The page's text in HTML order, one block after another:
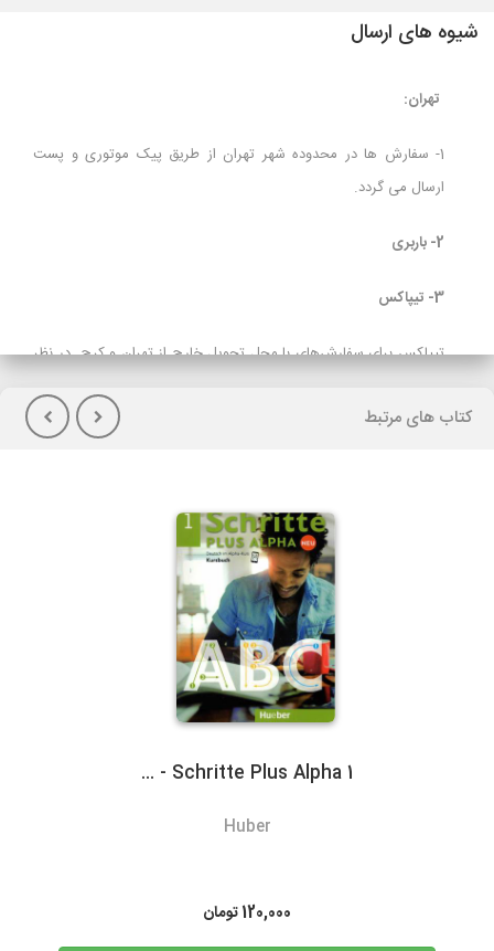
شیوه های ارسال
تهران:
1- سفارش ها در محدوده شهر تهران از طریق پیک موتوری و پست
ارسال می گردد.
2- باربری
3- تیپاکس
تیپاکس برای سفارش‌های با محل تحویل خارج از تهران و کرج در نظر
هنگام تحویل کالا(پس کرایه) دارند توصیه می شود.
گیلان)نسبت به سایر روشهای ارسال سریعتر می باشد. در صورت انتخاب
ارسال با پست تیپاکس، هزینه حمل به عهده مشتری خواهد بود.
سرویس‌دهی تیپاکس در بیش از 80 شهر که تک مسیره هستند به طور
معمول 24 ساعته است. شهرهایی که دومسیره یا راه دور هستند، معمولاً
در پست پیشتاز زمان تحویل، بسته به دوری یا نزدیکی شهر مقصد از
ممکن است کالا کمی با تاخیر به دست مشتریان محترم برسد.
کتاب های مرتبط
Schritte Plus Alpha 1 - ...
Huber
120,000تومان